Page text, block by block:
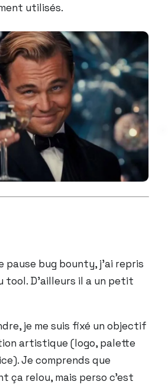
utilisés.
bug bounty, j’ai repris
tool. D’ailleurs il a un petit
je me suis fixé un objectif
artistique (logo, palette
Je comprends que
ça relou, mais perso c’est